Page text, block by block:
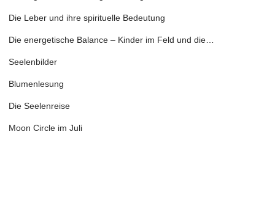
Die Leber und ihre spirituelle Bedeutung
Die energetische Balance – Kinder im Feld und die…
Seelenbilder
Blumenlesung
Die Seelenreise
Moon Circle im Juli